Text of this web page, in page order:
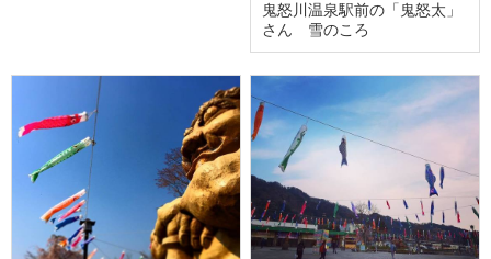
鬼怒川温泉駅前の「鬼怒太」
さん 雪のころ